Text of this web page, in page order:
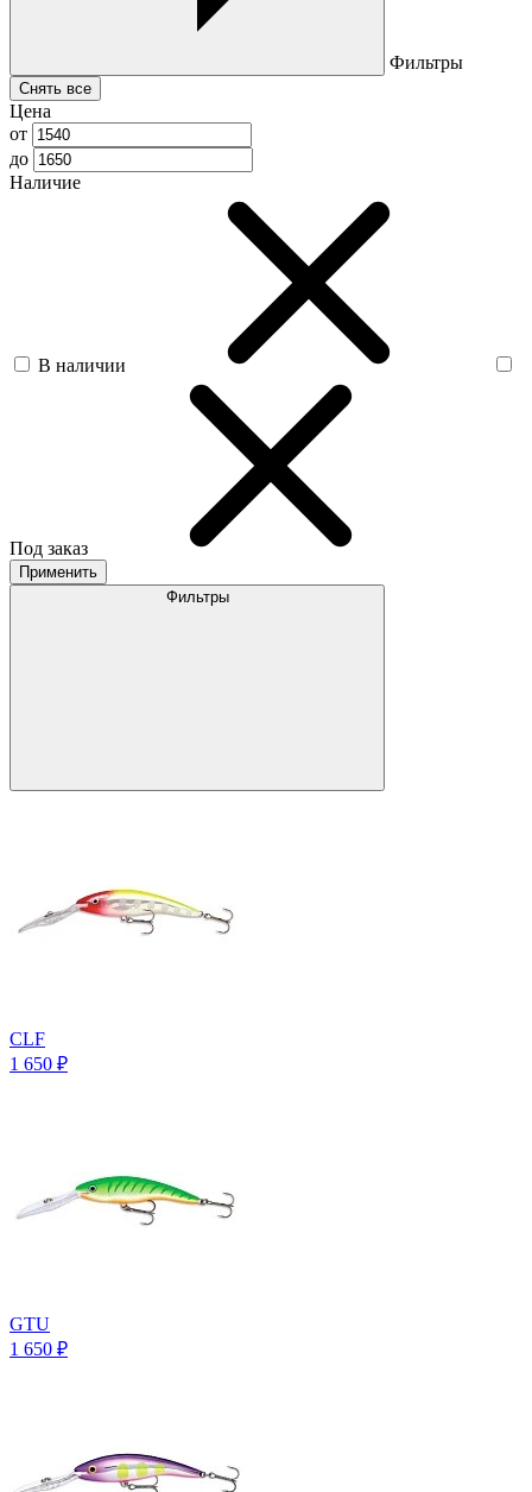
Фильтры
Снять все
Цена
от
до
Наличие
В наличии
Под заказ
Применить
Фильтры
CLF
1 650 ₽
GTU
1 650 ₽